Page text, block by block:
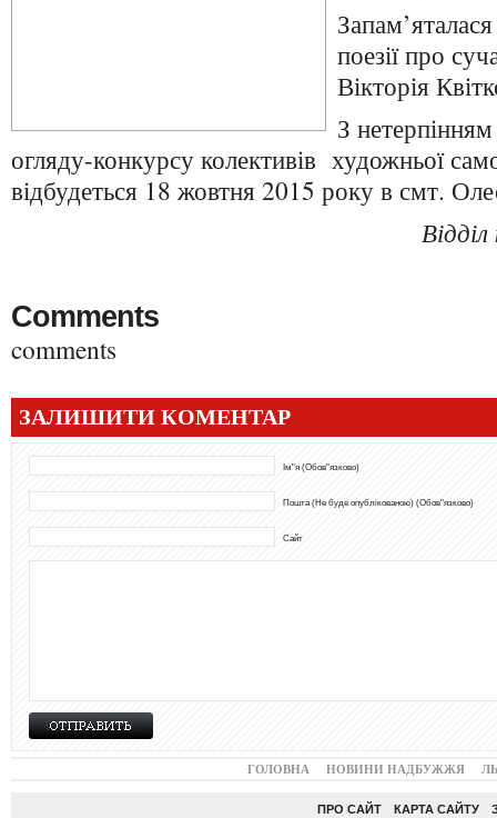
поезії про
Вікторія
З
огляду-конкурсу колективів художньої
відбудеться 18 жовтня 2015 року в смт.
Comments
comments
ЗАЛИШИТИ КОМЕНТАР
Ім"я (Обов"язково)
Пошта (Не буде опублікованою) (Обов"язково)
Сайт
ГОЛОВНА НОВИНИ НАДБУЖЖЯ
ПРО САЙТ КАРТА САЙТУ